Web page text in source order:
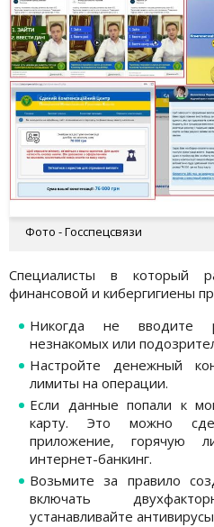
Фото - Госспецсвязи
Специалисты в который
финансовой и кибергигиены
Никогда не вводите
незнакомых или
Настройте денежный
лимиты на операции.
Если данные попали к
карту. Это можно
приложение, горячую
интернет-банкинг.
Возьмите за правило
включать
устанавливайте